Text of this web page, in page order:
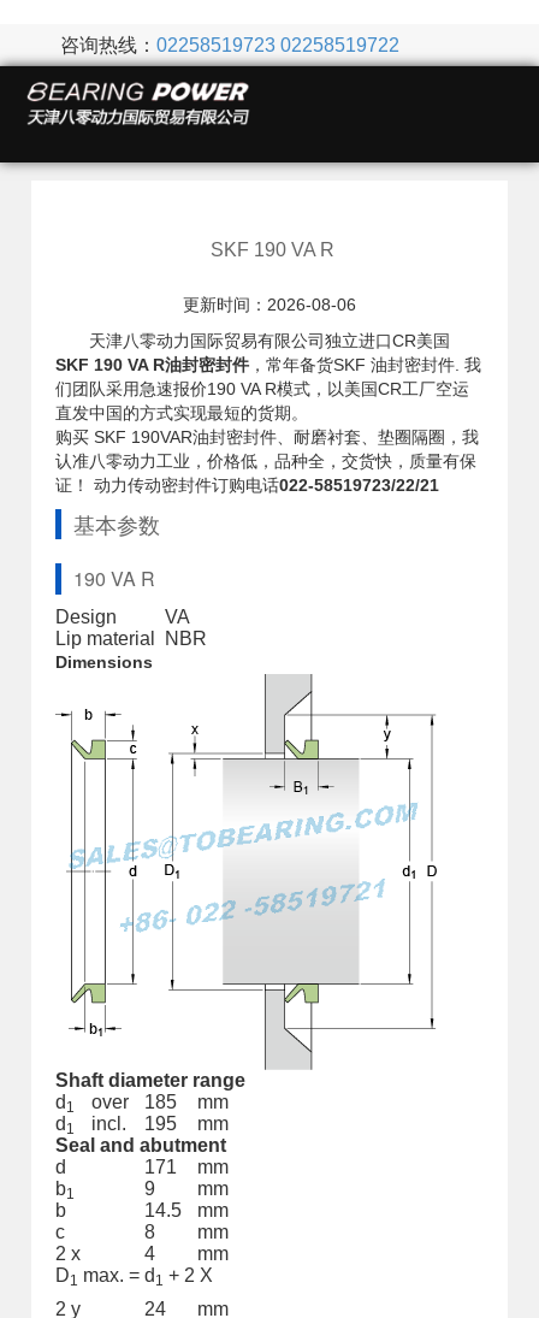
咨询热线： 02258519723 02258519722
SKF 190 VA R
更新时间：2026-08-06
天津八零动力国际贸易有限公司独立进口CR美国
SKF 190 VA R油封密封件 ，常年备货SKF 油封密封件. 我
们团队采用急速报价190 VA R模式，以美国CR工厂空运
直发中国的方式实现最短的货期。
购买 SKF 190VAR油封密封件、耐磨衬套、垫圈隔圈，我
认准八零动力工业，价格低，品种全，交货快，质量有保
证！ 动力传动密封件订购电话022-58519723/22/21
基本参数
190 VA R
Design
VA
Lip material
NBR
Dimensions
Shaft diameter range
d 1 over 185
mm
d 1 incl. 195
mm
Seal and abutment
d
171
mm
b1 9
mm
b
14.5
mm
c
8
mm
2 x
4
mm
D1 max. = d 1 + 2 X
2 y
24
mm